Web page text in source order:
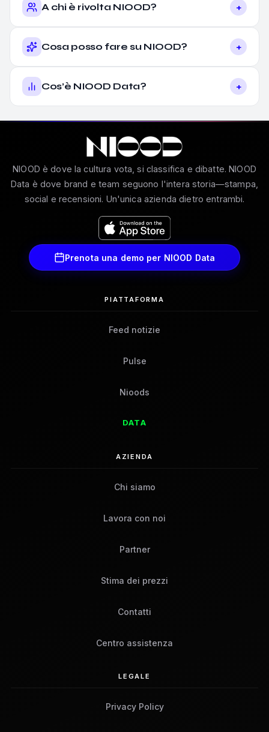
A chi è rivolta NIOOD? +
Cosa posso fare su NIOOD? +
Cos’è NIOOD Data? +
NIOOD è dove la cultura vota, si classifica e dibatte. NIOOD
Data è dove brand e team seguono l'intera storia—stampa,
social e recensioni. Un'unica azienda dietro entrambi.
Prenota una demo per NIOOD Data
PIATTAFORMA
Feed notizie
Pulse
Nioods
DATA
AZIENDA
Chi siamo
Lavora con noi
Partner
Stima dei prezzi
Contatti
Centro assistenza
LEGALE
Privacy Policy